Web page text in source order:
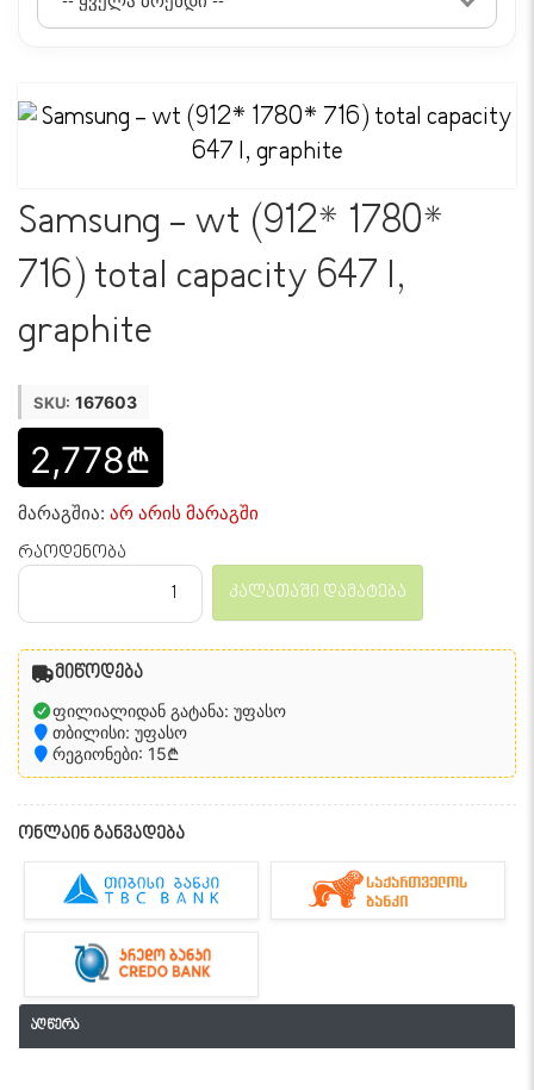
Samsung - wt (912* 1780*
716) total capacity 647 l,
graphite
SKU: 167603
2,778₾
მარაგშია: არ არის მარაგში
რაოდენობა
კალათაში დამატება
მიწოდება
ფილიალიდან გატანა: უფასო
თბილისი: უფასო
რეგიონები: 15₾
ონლაინ განვადება
აღწერა